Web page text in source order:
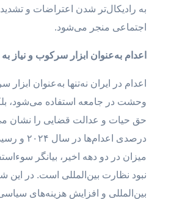
به رادیکال‌تر شدن اعتراضات و
اجتماعی منجر می‌شود.
اعدام به‌عنوان ابزار سرکوب و نیاز
اعدام در ایران نه‌تنها به‌عنوان ابزار
وحشت در جامعه استفاده می‌شود،
درصدی
میزان در دو دهه اخیر، بیانگر
نبود نظارت بین‌المللی است. در این
بین‌المللی و افزایش هزینه‌های